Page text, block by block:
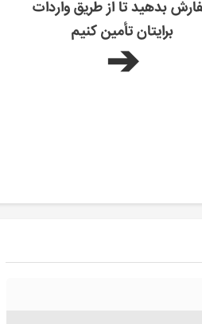
بدهید تا از طریق واردات
برایتان تأمین کنیم
➔